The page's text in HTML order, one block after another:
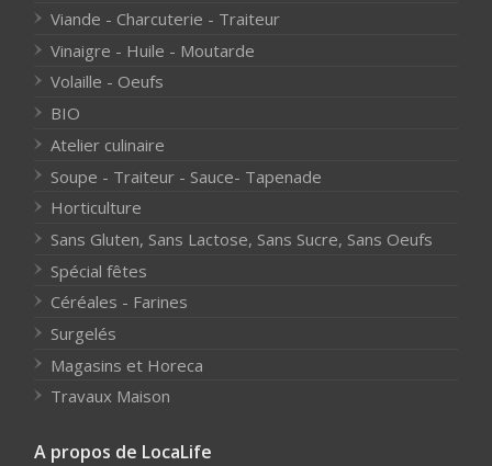
Viande - Charcuterie - Traiteur
Vinaigre - Huile - Moutarde
Volaille - Oeufs
BIO
Atelier culinaire
Soupe - Traiteur - Sauce- Tapenade
Horticulture
Sans Gluten, Sans Lactose, Sans Sucre, Sans Oeufs
Spécial fêtes
Céréales - Farines
Surgelés
Magasins et Horeca
Travaux Maison
A propos de LocaLife